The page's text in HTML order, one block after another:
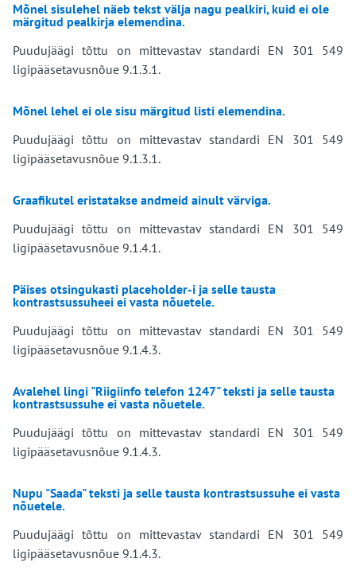
Mõnel sisulehel näeb tekst välja nagu pealkiri, kuid ei ole
märgitud pealkirja elemendina.
Puudujäägi tõttu on mittevastav standardi EN 301 549
ligipääsetavusnõue 9.1.3.1.
Mõnel lehel ei ole sisu märgitud listi elemendina.
Puudujäägi tõttu on mittevastav standardi EN 301 549
ligipääsetavusnõue 9.1.3.1.
Graafikutel eristatakse andmeid ainult värviga.
Puudujäägi tõttu on mittevastav standardi EN 301 549
ligipääsetavusnõue 9.1.4.1.
Päises otsingukasti placeholder-i ja selle tausta
kontrastsussuheei ei vasta nõuetele.
Puudujäägi tõttu on mittevastav standardi EN 301 549
ligipääsetavusnõue 9.1.4.3.
Avalehel lingi "Riigiinfo telefon 1247" teksti ja selle tausta
kontrastsussuhe ei vasta nõuetele.
Puudujäägi tõttu on mittevastav standardi EN 301 549
ligipääsetavusnõue 9.1.4.3.
Nupu "Saada" teksti ja selle tausta kontrastsussuhe ei vasta
nõuetele.
Puudujäägi tõttu on mittevastav standardi EN 301 549
ligipääsetavusnõue 9.1.4.3.